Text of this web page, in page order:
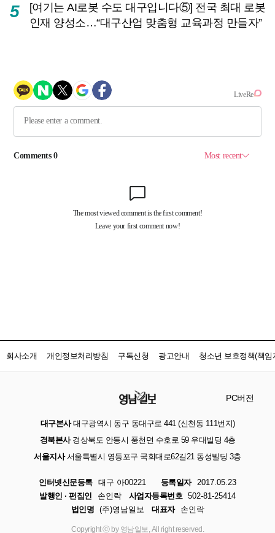
5
[여기는 AI로봇 수도 대구입니다⑤] 전국 최대 로봇
인재 양성소…“대구산업 맞춤형 교육과정 만들자”
회사소개 개인정보처리방침 구독신청 광고안내 청소년 보호정책(책임
PC버전
대구본사대구광역시 동구 동대구로 441 (신천동 111번지)
경북본사경상북도 안동시 풍천면 수호로 59 우대빌딩 4층
서울지사서울특별시 영등포구 국회대로62길21 동성빌딩 3층
인터넷신문등록 대구 아00221 등록일자
2017.05.23
발행인 · 편집인
손인락 사업자등록번호 502-81-25414
법인명 (주)영남일보 대표자 손인락
Copyright ⓒ by 영남일보, All right reserved.